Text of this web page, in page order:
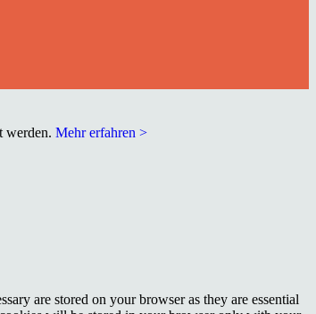
werden. Mehr erfahren >
are stored on your browser as they are essential